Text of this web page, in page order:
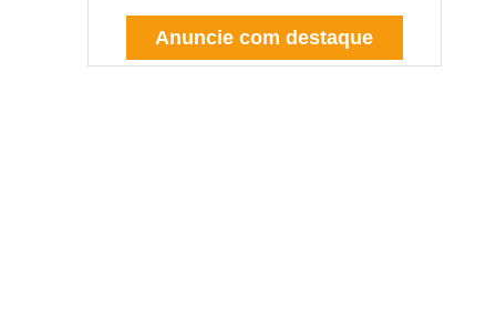
Anuncie com destaque